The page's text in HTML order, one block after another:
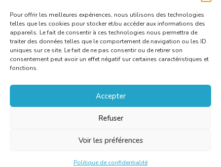
Pour offrir les meilleures expériences, nous utilisons des technologies
telles que les cookies pour stocker et/ou accéder aux informations des
appareils. Le fait de consentir à ces technologies nous permettra de
traiter des données telles que le comportement de navigation ou les ID
uniques sur ce site. Le fait de ne pas consentir ou de retirer son
consentement peut avoir un effet négatif sur certaines caractéristiques et
fonctions.
Accepter
Refuser
Voir les préférences
Politique de confidentialité